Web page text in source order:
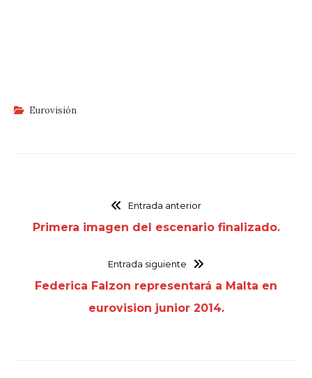
Eurovisión
Entrada anterior
Primera imagen del escenario finalizado.
Entrada siguiente
Federica Falzon representará a Malta en
eurovision junior 2014.